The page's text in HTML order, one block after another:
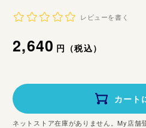
レビューを書く
通
価
格
2,640円（税込）
カート
ネットストア在庫がありません。My店舗